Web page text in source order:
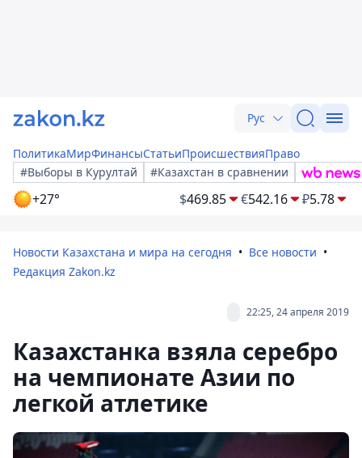
Рус
ПолитикаМирФинансыСтатьиПроисшествияПраво
#Выборы в Курултай
#Казахстан в сравнении
+27° $469.85 €542.16 ₽5.78
Новости Казахстана и мира на сегодня
Все новости
Редакция Zakon.kz
22:25, 24 апреля 2019
Казахстанка взяла серебро
на чемпионате Азии по
легкой атлетике